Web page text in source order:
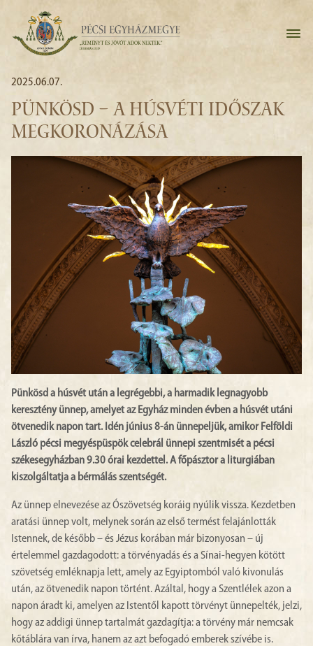
2025.06.07.
PÜNKÖSD – A HÚSVÉTI IDŐSZAK
MEGKORONÁZÁSA
Pünkösd a húsvét után a legrégebbi, a harmadik legnagyobb
keresztény ünnep, amelyet az Egyház minden évben a húsvét utáni
ötvenedik napon tart. Idén június 8-án ünnepeljük, amikor Felföldi
László pécsi megyéspüspök celebrál ünnepi szentmisét a pécsi
székesegyházban 9.30 órai kezdettel. A főpásztor a liturgiában
kiszolgáltatja a bérmálás szentségét.
Az ünnep elnevezése az Ószövetség koráig nyúlik vissza. Kezdetben
aratási ünnep volt, melynek során az első termést felajánlották
Istennek, de később – és Jézus korában már bizonyosan – új
értelemmel gazdagodott: a törvényadás és a Sínai-hegyen kötött
szövetség emléknapja lett, amely az Egyiptomból való kivonulás
után, az ötvenedik napon történt. Azáltal, hogy a Szentlélek azon a
napon áradt ki, amelyen az Istentől kapott törvényt ünnepelték, jelzi,
hogy az addigi ünnep tartalmát gazdagítja: a törvény már nemcsak
kőtáblára van írva, hanem az azt befogadó emberek szívébe is.